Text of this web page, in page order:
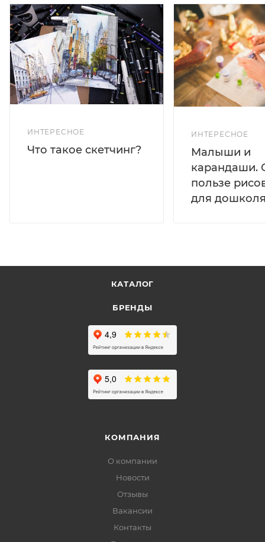
ИНТЕРЕСНОЕ
Что такое скетчинг?
ИНТЕРЕСНОЕ
Малыши и
карандаши.
пользе
для
КАТАЛОГ
БРЕНДЫ
КОМПАНИЯ
О компании
Новости
Отзывы
Вакансии
Контакты